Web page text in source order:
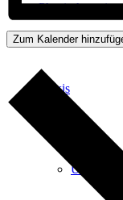
Physiotherapie
Praxis
Über Uns
Zum Kalender